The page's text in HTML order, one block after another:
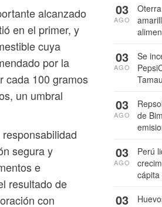
alcanzado
en el primer, y
cuya
por la
cada 100 gramos
un umbral
segura y
e
resultado de
con
03
AGO
Se
03
AGO
de
03
AGO
Perú
cápita
03
AGO
03